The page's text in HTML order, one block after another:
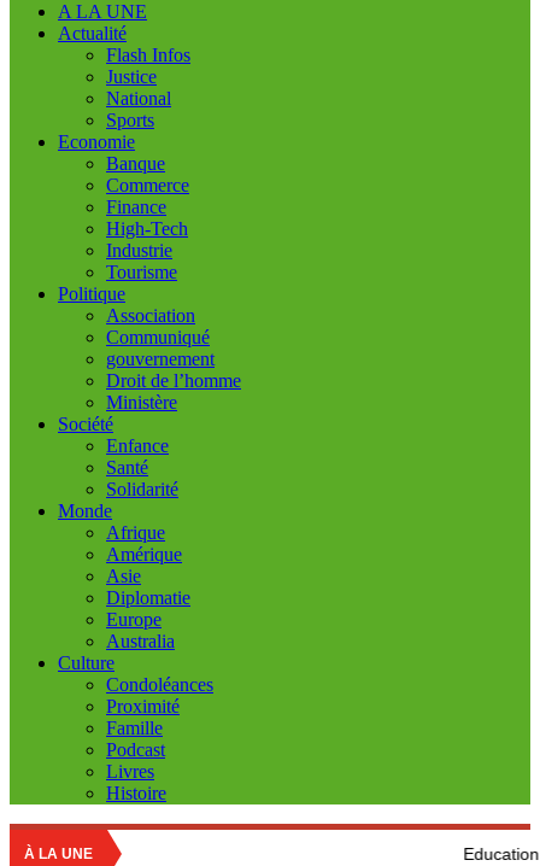
A LA UNE
Actualité
Flash Infos
Justice
National
Sports
Economie
Banque
Commerce
Finance
High-Tech
Industrie
Tourisme
Politique
Association
Communiqué
gouvernement
Droit de l’homme
Ministère
Société
Enfance
Santé
Solidarité
Monde
Afrique
Amérique
Asie
Diplomatie
Europe
Australia
Culture
Condoléances
Proximité
Famille
Podcast
Livres
Histoire
À LA UNE Education nationale :